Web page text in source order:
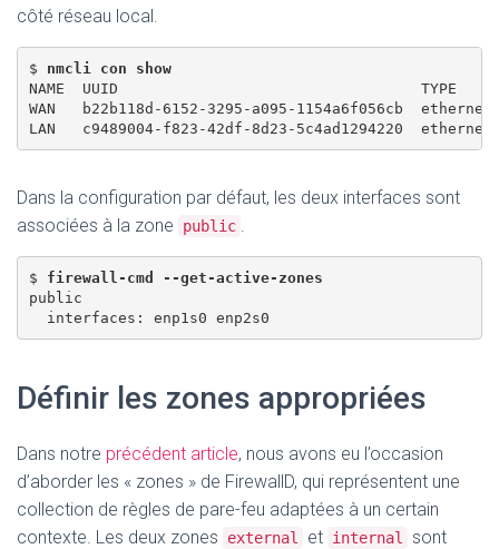
côté réseau local.
$ nmcli con show
NAME  UUID                                  TYPE
WAN   b22b118d-6152-3295-a095-1154a6f056cb
Dans la configuration par défaut, les deux interfaces sont
associées à la zone
public .
$ firewall-cmd --get-active-zones
public
Définir les zones appropriées
Dans notre précédent article, nous avons eu l’occasion
d’aborder les « zones » de FirewallD, qui représentent une
collection de règles de pare-feu adaptées à un certain
contexte. Les deux zones
external et internal
sont